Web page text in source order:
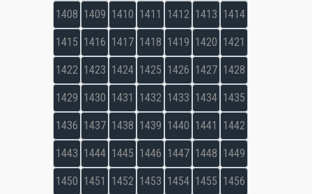
1408 1409 1410 1411 1412 1413 1414
1415 1416 1417 1418 1419 1420 1421
1422 1423 1424 1425 1426 1427 1428
1429 1430 1431 1432 1433 1434 1435
1436 1437 1438 1439 1440 1441 1442
1443 1444 1445 1446 1447 1448 1449
1450 1451 1452 1453 1454 1455 1456